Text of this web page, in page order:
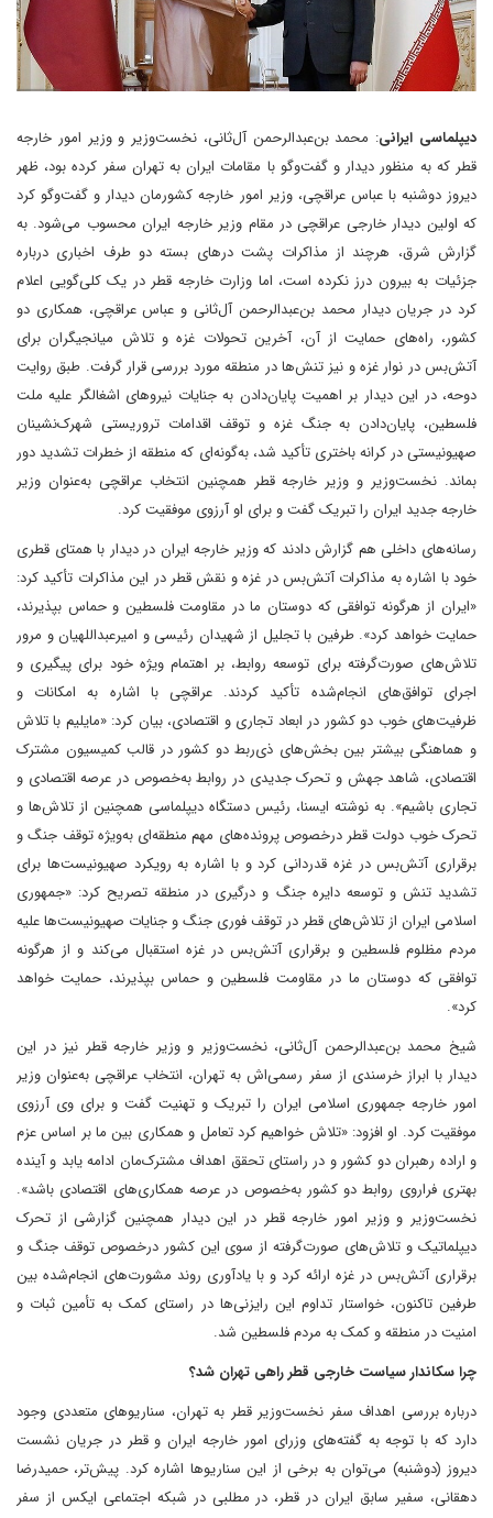
دیپلماسی ایرانی: محمد بن‌عبدالرحمن آل‌ثانی، نخست‌وزیر و وزیر امور خارجه
قطر که به منظور دیدار و گفت‌وگو با مقامات ایران به تهران سفر کرده بود، ظهر
دیروز دوشنبه با عباس عراقچی، وزیر امور خارجه کشورمان دیدار و گفت‌وگو کرد
که اولین دیدار خارجی عراقچی در مقام وزیر خارجه ایران محسوب می‌شود. به
گزارش شرق، هرچند از مذاکرات پشت درهای بسته دو طرف اخباری درباره
جزئیات به بیرون درز نکرده است، اما وزارت خارجه قطر در یک‌ کلی‌گویی اعلام
کرد در جریان دیدار محمد بن‌عبدالرحمن آل‌ثانی و عباس عراقچی، همکاری دو
کشور، راه‌های حمایت از آن، آخرین تحولات غزه و تلاش میانجیگران برای
آتش‌بس در نوار غزه و نیز تنش‌ها در منطقه مورد بررسی قرار گرفت. طبق روایت
دوحه، در این دیدار بر اهمیت پایان‌دادن به جنایات نیروهای اشغالگر علیه ملت
فلسطین، پایان‌دادن به جنگ غزه و توقف اقدامات تروریستی شهرک‌نشینان
صهیونیستی در کرانه باختری تأکید شد، به‌گونه‌ای که منطقه از خطرات تشدید دور
بماند. نخست‌وزیر و وزیر خارجه قطر همچنین انتخاب عراقچی به‌عنوان‌ وزیر
خارجه جدید ایران را تبریک گفت و برای او آرزوی موفقیت کرد.
رسانه‌های داخلی هم گزارش دادند که وزیر خارجه ایران در دیدار با همتای قطری
خود با اشاره به مذاکرات آتش‌بس در غزه و نقش قطر در این مذاکرات تأکید کرد:
«ایران از هرگونه توافقی که دوستان ما در مقاومت فلسطین و حماس بپذیرند،
حمایت خواهد کرد». طرفین با تجلیل از شهیدان رئیسی و امیرعبداللهیان و مرور
تلاش‌های صورت‌گرفته برای توسعه روابط، بر اهتمام ویژه خود برای پیگیری و
اجرای توافق‌های انجام‌شده تأکید کردند. عراقچی با اشاره به امکانات و
ظرفیت‌های خوب دو کشور در ابعاد تجاری و اقتصادی، بیان کرد: «مایلیم با تلاش
و هماهنگی بیشتر بین بخش‌های ذی‌ربط دو کشور در قالب کمیسیون مشترک
اقتصادی، شاهد جهش و تحرک جدیدی در روابط به‌خصوص در عرصه اقتصادی و
تجاری باشیم». به نوشته ایسنا، رئیس دستگاه دیپلماسی همچنین از تلاش‌ها و
تحرک خوب دولت قطر درخصوص پرونده‌های مهم منطقه‌ای به‌ویژه توقف جنگ و
برقراری آتش‌بس در غزه قدردانی کرد و با اشاره به رویکرد صهیونیست‌ها برای
تشدید تنش و توسعه دایره جنگ و درگیری در منطقه تصریح کرد: ‌«جمهوری
اسلامی ایران از تلاش‌های قطر در توقف فوری جنگ و جنایات صهیونیست‌ها علیه
مردم مظلوم فلسطین و برقراری آتش‌بس در غزه استقبال می‌کند و از هرگونه
توافقی که دوستان ما در مقاومت فلسطین و حماس بپذیرند، حمایت خواهد
کرد».
شیخ محمد بن‌عبدالرحمن آل‌ثانی، نخست‌وزیر و وزیر خارجه قطر نیز در این
دیدار با ابراز خرسندی از سفر رسمی‌اش به تهران، انتخاب عراقچی به‌عنوان وزیر
امور خارجه جمهوری اسلامی ایران را تبریک و تهنیت گفت و برای وی آرزوی
موفقیت کرد. او افزود‌: «تلاش خواهیم کرد تعامل و همکاری بین ما بر اساس عزم
و اراده رهبران دو کشور و در راستای تحقق اهداف مشترک‌مان ادامه یابد و آینده
بهتری فراروی روابط دو کشور به‌خصوص در عرصه همکاری‌های اقتصادی باشد».
نخست‌وزیر و وزیر امور خارجه قطر در این دیدار همچنین گزارشی از تحرک
دیپلماتیک و تلاش‌های صورت‌گرفته از سوی این کشور درخصوص توقف جنگ و
برقراری آتش‌بس در غزه ارائه کرد و با یادآوری روند مشورت‌های انجام‌شده بین
طرفین تاکنون، خواستار تداوم این رایزنی‌ها در راستای کمک به تأمین ثبات و
امنیت در منطقه و کمک به مردم فلسطین شد.
چرا سکاندار سیاست خارجی قطر راهی تهران شد؟
درباره بررسی اهداف سفر نخست‌وزیر قطر به تهران، سناریوهای متعددی وجود
دارد که با توجه به گفته‌های وزرای امور خارجه ایران و قطر در جریان نشست
دیروز (دوشنبه) می‌توان به برخی از این سناریوها اشاره کرد. پیش‌تر، حمیدرضا
دهقانی، سفیر سابق ایران در قطر، در مطلبی در شبکه اجتماعی ایکس از سفر